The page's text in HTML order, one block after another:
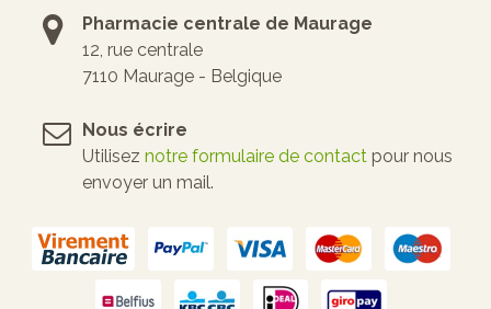
Pharmacie centrale de Maurage
12, rue centrale
7110 Maurage - Belgique
Nous écrire
Utilisez notre formulaire de contact pour nous
envoyer un mail.